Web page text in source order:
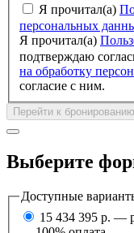
Я прочитал(а)
персональных
Я прочитал(а)
подтверждаю
на обработку
согласие с ним.
Перейти к бронированию
Выберите
Доступные
15 434 395 р. —